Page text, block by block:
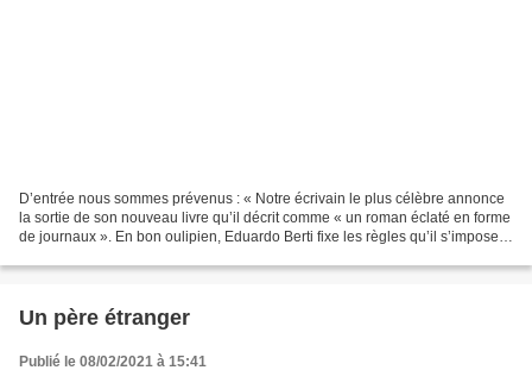
D’entrée nous sommes prévenus : « Notre écrivain le plus célèbre annonce
la sortie de son nouveau livre qu’il décrit comme « un roman éclaté en forme
de journaux ». En bon oulipien, Eduardo Berti fixe les règles qu’il s’impose
Un père étranger
Publié le 08/02/2021 à 15:41